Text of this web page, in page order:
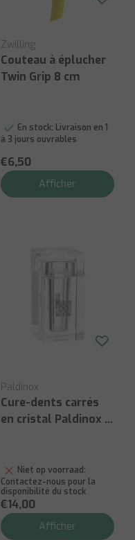
Zwilling
Couteau à éplucher
Twin Grip 8 cm
En stock: Livraison en 1
à 3 jours ouvrables
€6,50
Afficher
Paldinox
Cure-dents carrés
en cristal Paldinox 8
Niet op voorraad:
Contactez-nous pour la
disponibilité du stock
€14,00
Afficher